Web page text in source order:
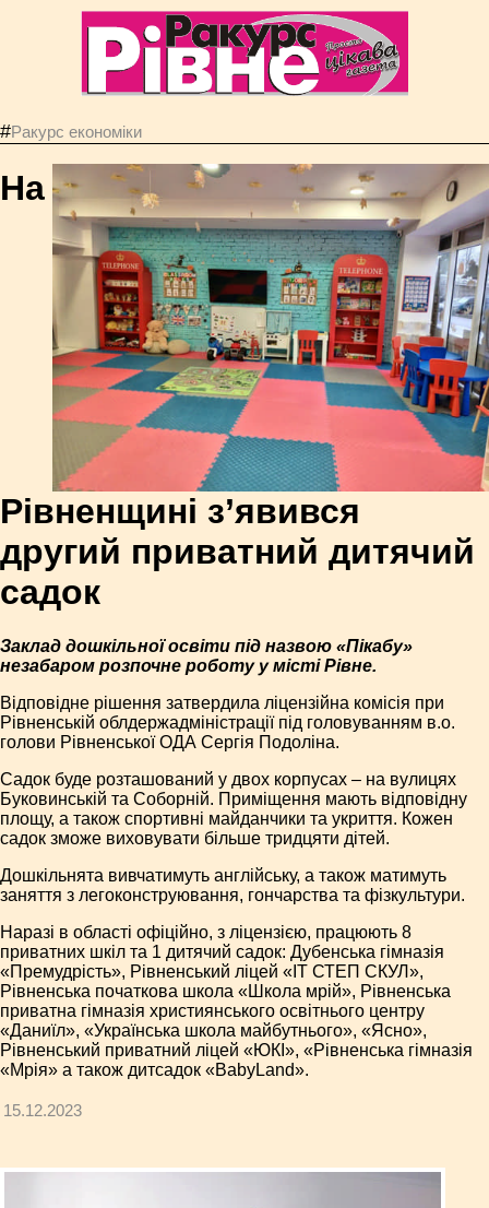
#Ракурс економiки
На
Рівненщині з’явився
другий приватний дитячий
садок
Заклад дошкільної освіти під назвою «Пікабу»
незабаром розпочне роботу у місті Рівне.
Відповідне рішення затвердила ліцензійна комісія при
Рівненській облдержадміністрації під головуванням в.о.
голови Рівненської ОДА Сергія Подоліна.
Садок буде розташований у двох корпусах – на вулицях
Буковинській та Соборній. Приміщення мають відповідну
площу, а також спортивні майданчики та укриття. Кожен
садок зможе виховувати більше тридцяти дітей.
Дошкільнята вивчатимуть англійську, а також матимуть
заняття з легоконструювання, гончарства та фізкультури.
Наразі в області офіційно, з ліцензією, працюють 8
приватних шкіл та 1 дитячий садок: Дубенська гімназія
«Премудрість», Рівненський ліцей «ІТ СТЕП СКУЛ»,
Рівненська початкова школа «Школа мрій», Рівненська
приватна гімназія християнського освітнього центру
«Даниїл», «Українська школа майбутнього», «Ясно»,
Рівненський приватний ліцей «ЮКІ», «Рівненська гімназія
«Мрія» а також дитсадок «BabyLand».
15.12.2023